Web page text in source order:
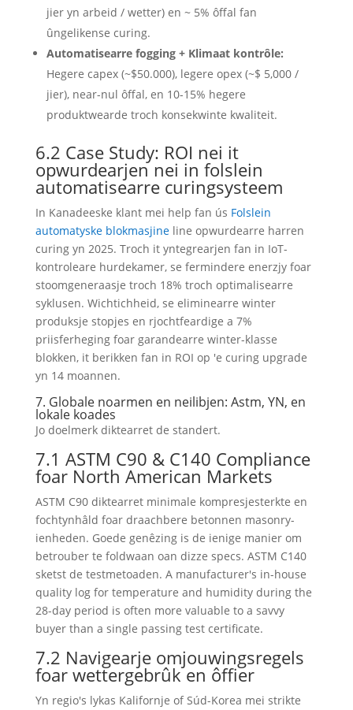
jier yn arbeid / wetter) en ~ 5% ôffal fan
ûngelikense curing.
Automatisearre fogging + Klimaat kontrôle:
Hegere capex (~$50.000), legere opex (~$ 5,000 /
jier), near-nul ôffal, en 10-15% hegere
produktwearde troch konsekwinte kwaliteit.
6.2 Case Study: ROI nei it
opwurdearjen nei in folslein
automatisearre curingsysteem
In Kanadeeske klant mei help fan ús Folslein
automatyske blokmasjine line opwurdearre harren
curing yn 2025. Troch it yntegrearjen fan in IoT-
kontroleare hurdekamer, se fermindere enerzjy foar
stoomgeneraasje troch 18% troch optimalisearre
syklusen. Wichtichheid, se eliminearre winter
produksje stopjes en rjochtfeardige a 7%
priisferheging foar garandearre winter-klasse
blokken, it berikken fan in ROI op 'e curing upgrade
yn 14 moannen.
7. Globale noarmen en neilibjen: Astm, YN, en
lokale koades
Jo doelmerk diktearret de standert.
7.1 ASTM C90 & C140 Compliance
foar North American Markets
ASTM C90 diktearret minimale kompresjesterkte en
fochtynhâld foar draachbere betonnen masonry-
ienheden. Goede genêzing is de ienige manier om
betrouber te foldwaan oan dizze specs. ASTM C140
sketst de testmetoaden. A manufacturer's in-house
quality log for temperature and humidity during the
28-day period is often more valuable to a savvy
buyer than a single passing test certificate.
7.2 Navigearje omjouwingsregels
foar wettergebrûk en ôffier
Yn regio's lykas Kalifornje of Súd-Korea mei strikte